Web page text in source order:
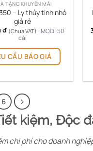
TẶNG KHUYẾN MÃI
– Ly thủy tinh nhỏ
giá rẻ
₫ (Chưa VAT) · MOQ: 50
cái
CẦU BÁO GIÁ
6
kiệm, Độc
chi phí cho doanh